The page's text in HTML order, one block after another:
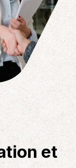
et